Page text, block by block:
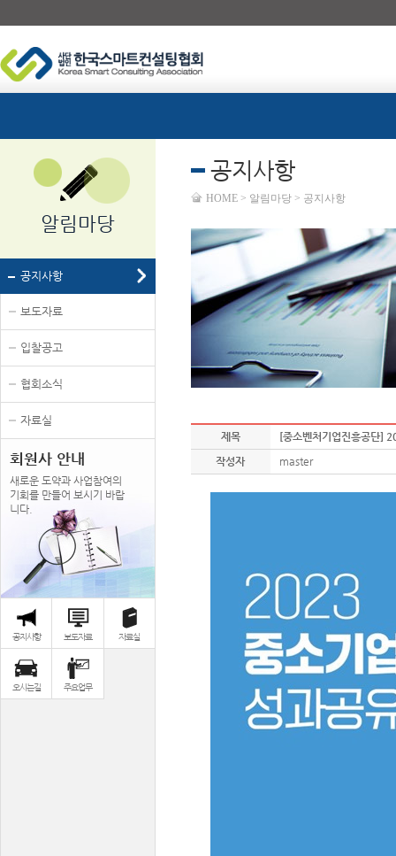
알림마당
공지사항
보도자료
입찰공고
협회소식
자료실
회원사 안내
새로운 도약과 사업참여의
기회를 만들어 보시기 바랍
니다.
공지사항 보도자료 자료실
오시는길 주요업무
공지사항
HOME > 알림마당 > 공지사항
제목
[중소벤처기업진흥공단]
작성자
master